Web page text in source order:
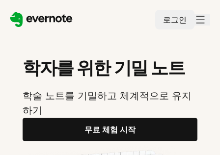
로그인
학자를 위한 기밀 노트
학술 노트를 기밀하고 체계적으로 유지
하기
무료 체험 시작